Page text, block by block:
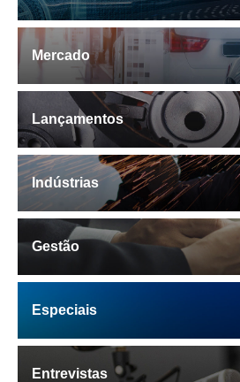
Mercado
Lançamentos
Indústrias
Gestão
Especiais
Entrevistas